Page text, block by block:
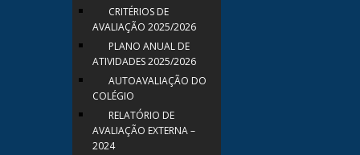
CRITÉRIOS DE
AVALIAÇÃO 2025/2026
PLANO ANUAL DE
ATIVIDADES 2025/2026
AUTOAVALIAÇÃO DO
COLÉGIO
RELATÓRIO DE
AVALIAÇÃO EXTERNA –
2024